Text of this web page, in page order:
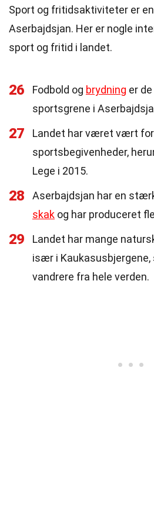
Sport og fritidsaktiviteter er
Aserbajdsjan. Her er nogle
sport og fritid i landet.
26 Fodbold og brydning er
sportsgrene i
27
Landet har været vært
sportsbegivenheder,
Lege i 2015.
28
Aserbajdsjan har en
skak og har produceret
29
Landet har mange
især i
vandrere fra hele verden.